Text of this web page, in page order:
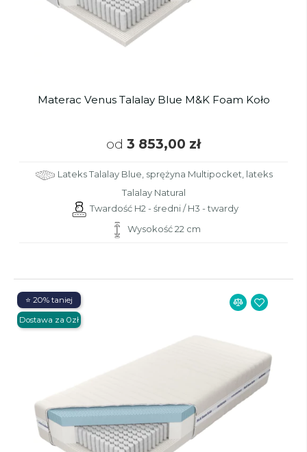
Materac Venus Talalay Blue M&K Foam Koło
od 3 853,00 zł
Lateks Talalay Blue, sprężyna Multipocket, lateks
Talalay Natural
Twardość H2 - średni / H3 - twardy
Wysokość 22 cm
⭐ 20% taniej
Dostawa za 0zł